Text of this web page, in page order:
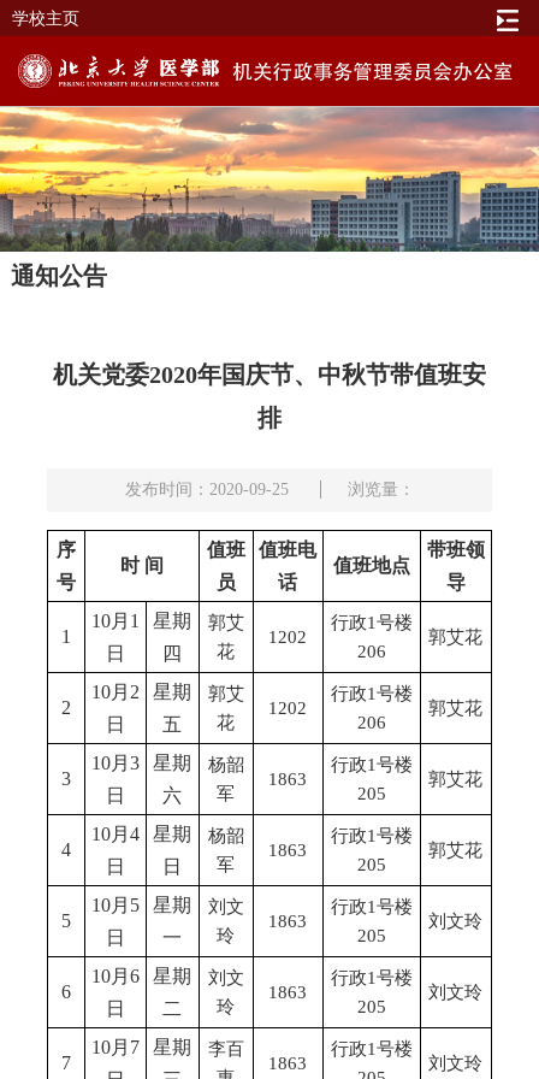
学校主页
通知公告
机关党委2020年国庆节、中秋节带值班安
排
发布时间：2020-09-25 浏览量：
序
号
时 间
值班
员
值班电
话
值班地点
带班领
导
1
10月1
日
星期
四
郭艾
花
1202
行政1号楼
206
郭艾花
2
10月2
日
星期
五
郭艾
花
1202
行政1号楼
206
郭艾花
3
10月3
日
星期
六
杨韶
军
1863
行政1号楼
205
郭艾花
4
10月4
日
星期
日
杨韶
军
1863
行政1号楼
205
郭艾花
5
10月5
日
星期
一
刘文
玲
1863
行政1号楼
205
刘文玲
6
10月6
日
星期
二
刘文
玲
1863
行政1号楼
205
刘文玲
7
10月7
星期
李百
1863
行政1号楼
刘文玲